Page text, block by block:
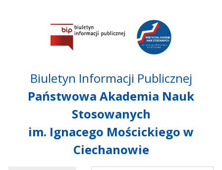
głównego menu
Przejdź do treści
Przejdź do mapy
serwisu
Biuletyn Informacji Publicznej
Państwowa Akademia Nauk
Stosowanych
im. Ignacego Mościckiego w
Ciechanowie